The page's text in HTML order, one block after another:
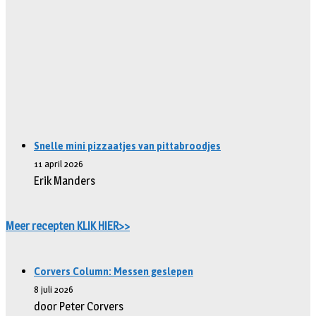
Snelle mini pizzaatjes van pittabroodjes
11 april 2026
Erik Manders
Meer recepten KLIK HIER>>
Corvers Column: Messen geslepen
8 juli 2026
door Peter Corvers